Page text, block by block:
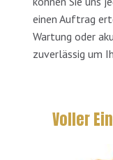
einen Auftrag
Wartung oder
zuverlässig um
Voller